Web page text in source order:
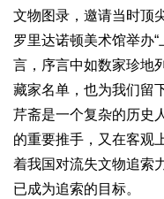
文物图录，邀请当时顶
罗里达诺顿美术馆举办
言，序言中如数家珍地
藏家名单，也为我们留
芹斋是一个复杂的历史
的重要推手，又在客观
着我国对流失文物追索
已成为追索的目标。